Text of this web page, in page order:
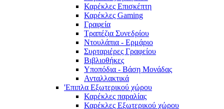
Καρέκλες Επισκέπτη
Καρέκλες Gaming
Γραφεία
Τραπέζια Συνεδρίου
Ντουλάπια - Ερμάριο
Συρταριέρες Γραφείου
Βιβλιοθήκες
Υποπόδια - Βάση Μονάδας
Ανταλλακτικά
'Επιπλα Εξωτερικού χώρου
Καρέκλες παραλίας
Καρέκλες Εξωτερικού χώρου